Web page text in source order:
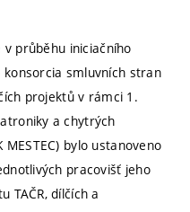
v průběhu iniciačního
smluvních stran
projektů v rámci 1.
a chytrých
bylo ustanoveno
pracovišť jeho
TAČR, dílčích a